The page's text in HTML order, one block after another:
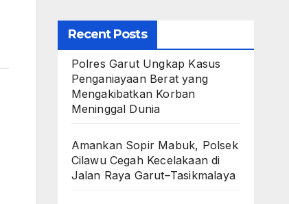
Recent Posts
Polres Garut Ungkap Kasus
Penganiayaan Berat yang
Mengakibatkan Korban
Meninggal Dunia
Amankan Sopir Mabuk, Polsek
Cilawu Cegah Kecelakaan di
Jalan Raya Garut–Tasikmalaya